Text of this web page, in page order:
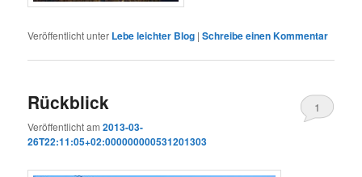
Veröffentlicht unter Lebe leichter Blog |Schreibe einen Kommentar
Rückblick
Veröffentlicht am2013-03-
26T22:11:05+02:000000000531201303
1